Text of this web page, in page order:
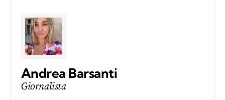
Andrea Barsanti
Giornalista